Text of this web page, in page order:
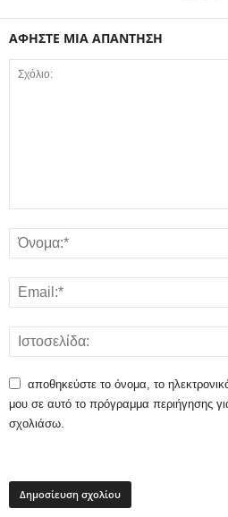
ΑΦΗΣΤΕ ΜΙΑ ΑΠΑΝΤΗΣΗ
αποθηκεύστε το όνομα, το
μου σε αυτό το πρόγραμμα περιήγησης
σχολιάσω.